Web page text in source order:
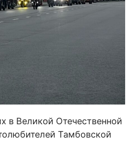
в Великой Отечественной
Тамбовской